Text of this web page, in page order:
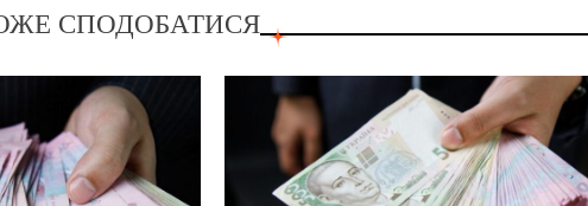
СПОДОБАТИСЯ